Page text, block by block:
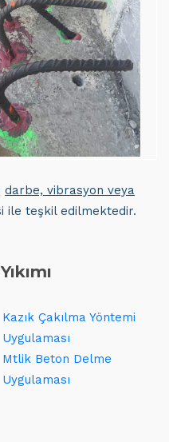
darbe, vibrasyon veya
ile teşkil edilmektedir.
Kazık Çakılma Yöntemi
Uygulaması
Mtlik Beton Delme
Uygulaması